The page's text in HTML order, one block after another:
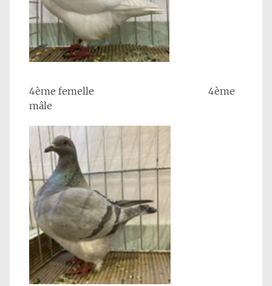
4ème femelle 4ème
mâle